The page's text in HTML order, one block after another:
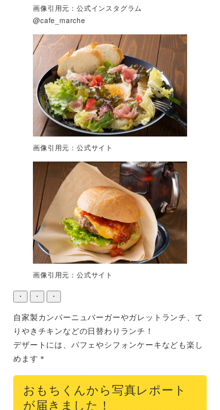
画像引用元：公式インスタグラム
@cafe_marche
画像引用元：公式サイト
画像引用元：公式サイト
・ ・ ・
自家製カンパーニュバーガーやガレットランチ、て
りやきチキンなどの日替わりランチ！
デザートには、パフェやシフォンケーキなども楽し
めます＊
おもちくんから写真レポート
が届きました！